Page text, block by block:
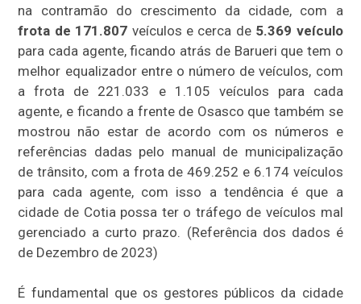
na contramão do crescimento da cidade, com a
frota de 171.807 veículos e cerca de 5.369 veículo
para cada agente, ficando atrás de Barueri que tem o
melhor equalizador entre o número de veículos, com
a frota de 221.033 e 1.105 veículos para cada
agente, e ficando a frente de Osasco que também se
mostrou não estar de acordo com os números e
referências dadas pelo manual de municipalização
de trânsito, com a frota de 469.252 e 6.174 veículos
para cada agente, com isso a tendência é que a
cidade de Cotia possa ter o tráfego de veículos mal
gerenciado a curto prazo. (Referência dos dados é
de Dezembro de 2023)
É fundamental que os gestores públicos da cidade